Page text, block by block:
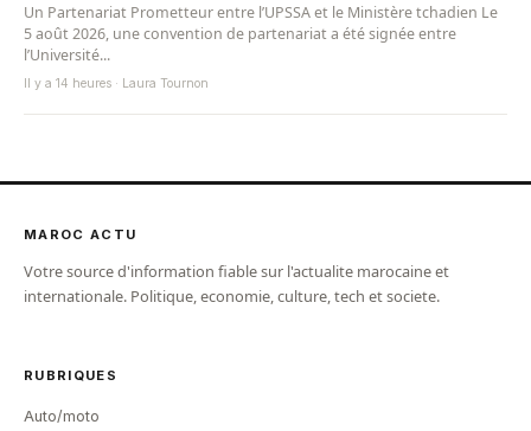
Un Partenariat Prometteur entre l’UPSSA et le Ministère tchadien Le
5 août 2026, une convention de partenariat a été signée entre
l’Université...
Il y a 14 heures · Laura Tournon
MAROC ACTU
Votre source d'information fiable sur l'actualite marocaine et
internationale. Politique, economie, culture, tech et societe.
RUBRIQUES
Auto/moto